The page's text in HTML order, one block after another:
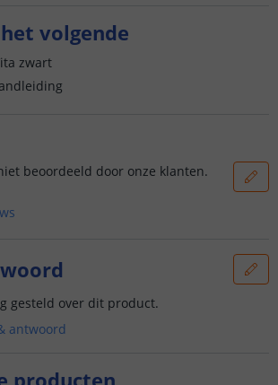
volgende
zwart
producten
beoordeeld door onze klanten.
gesteld over dit product.
antwoord